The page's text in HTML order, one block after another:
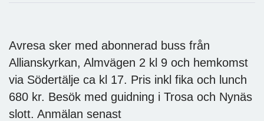
Avresa sker med abonnerad buss från
Allianskyrkan, Almvägen 2 kl 9 och hemkomst
via Södertälje ca kl 17. Pris inkl fika och lunch
680 kr. Besök med guidning i Trosa och Nynäs
slott. Anmälan senast